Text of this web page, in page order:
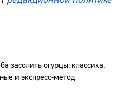
засолить огурцы: классика,
и экспресс-метод